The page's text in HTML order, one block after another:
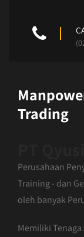
Trading
Perusahaan
Training - dan
oleh banyak
Memiliki